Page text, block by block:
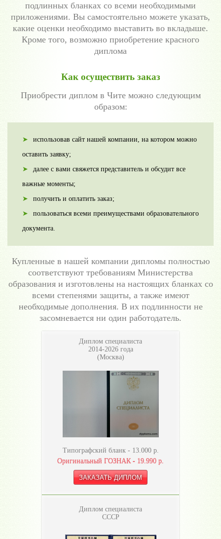
подлинных бланках со всеми необходимыми
приложениями. Вы самостоятельно можете указать,
какие оценки необходимо выставить во вкладыше.
Кроме того, возможно приобретение красного
диплома
Как осуществить заказ
Приобрести диплом в Чите можно следующим
образом:
использовав сайт нашей компании, на котором можно
оставить заявку;
далее с вами свяжется представитель и обсудит все
важные моменты;
получить и оплатить заказ;
пользоваться всеми преимуществами образовательного
документа.
Купленные в нашей компании дипломы полностью
соответствуют требованиям Министерства
образования и изготовлены на настоящих бланках со
всеми степенями защиты, а также имеют
необходимые дополнения. В их подлинности не
засомневается ни один работодатель.
Диплом специалиста
2014-2026 года
(Москва)
Типографский бланк - 13.000р.
Оригинальный ГОЗНАК - 19.990 р.
Диплом специалиста
СССР